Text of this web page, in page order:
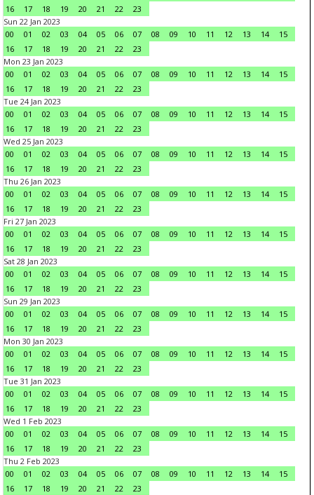
16
17 18 19 20 21 22
23
Sun 22 Jan 2023
00
01 02 03 04 05 06 07 08 09 10 11 12 13 14
15
16
17 18 19 20 21 22
23
Mon 23 Jan 2023
00
01 02 03 04 05 06 07 08 09 10 11 12 13 14
15
16
17 18 19 20 21 22
23
Tue 24 Jan 2023
00
01 02 03 04 05 06 07 08 09 10 11 12 13 14
15
16
17 18 19 20 21 22
23
Wed 25 Jan 2023
00
01 02 03 04 05 06 07 08 09 10 11 12 13 14
15
16
17 18 19 20 21 22
23
Thu 26 Jan 2023
00
01 02 03 04 05 06 07 08 09 10 11 12 13 14
15
16
17 18 19 20 21 22
23
Fri 27 Jan 2023
00
01 02 03 04 05 06 07 08 09 10 11 12 13 14
15
16
17 18 19 20 21 22
23
Sat 28 Jan 2023
00
01 02 03 04 05 06 07 08 09 10 11 12 13 14
15
16
17 18 19 20 21 22
23
Sun 29 Jan 2023
00
01 02 03 04 05 06 07 08 09 10 11 12 13 14
15
16
17 18 19 20 21 22
23
Mon 30 Jan 2023
00
01 02 03 04 05 06 07 08 09 10 11 12 13 14
15
16
17 18 19 20 21 22
23
Tue 31 Jan 2023
00
01 02 03 04 05 06 07 08 09 10 11 12 13 14
15
16
17 18 19 20 21 22
23
Wed 1 Feb 2023
00
01 02 03 04 05 06 07 08 09 10 11 12 13 14
15
16
17 18 19 20 21 22
23
Thu 2 Feb 2023
00
01 02 03 04 05 06 07 08 09 10 11 12 13 14
15
16
17 18 19 20 21 22
23